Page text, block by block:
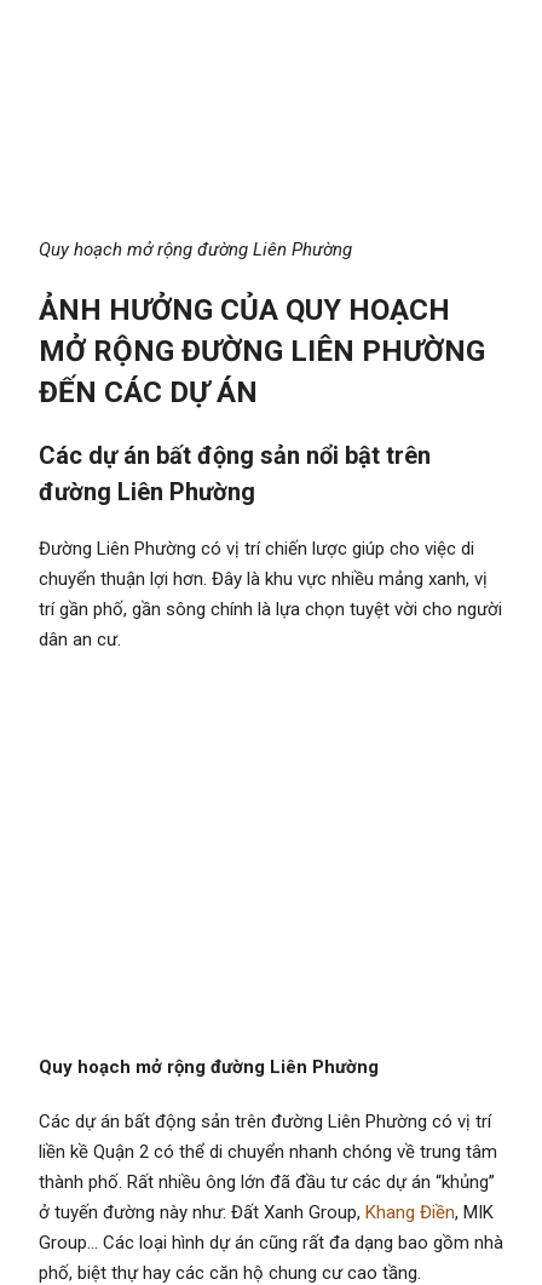
Quy hoạch mở rộng đường Liên Phường
ẢNH HƯỞNG CỦA QUY HOẠCH
MỞ RỘNG ĐƯỜNG LIÊN PHƯỜNG
ĐẾN CÁC DỰ ÁN
Các dự án bất động sản nổi bật trên
đường Liên Phường
Đường Liên Phường có vị trí chiến lược giúp cho việc di
chuyển thuận lợi hơn. Đây là khu vực nhiều mảng xanh, vị
trí gần phố, gần sông chính là lựa chọn tuyệt vời cho người
dân an cư.
Quy hoạch mở rộng đường Liên Phường
Các dự án bất động sản trên đường Liên Phường có vị trí
liền kề Quận 2 có thể di chuyển nhanh chóng về trung tâm
thành phố. Rất nhiều ông lớn đã đầu tư các dự án “khủng”
ở tuyến đường này như: Đất Xanh Group, Khang Điền, MIK
Group… Các loại hình dự án cũng rất đa dạng bao gồm nhà
phố, biệt thự hay các căn hộ chung cư cao tầng.